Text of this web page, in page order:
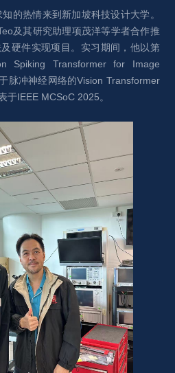
的热情来到新加坡科技设计大学。
及其研究助理项茂洋等学者合作推
硬件实现项目。实习期间，他以第
Transformer for Image
脉冲神经网络的Vision Transformer
于IEEE MCSoC 2025。